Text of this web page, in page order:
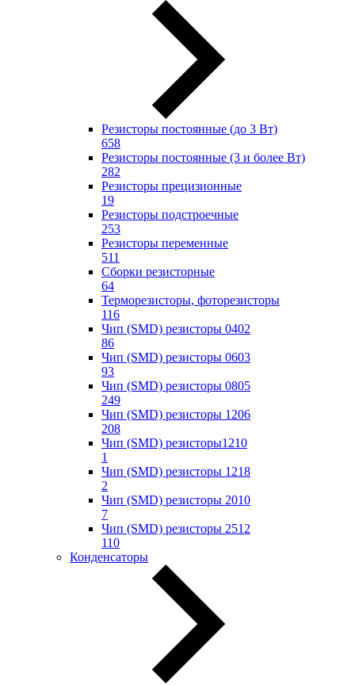
Резисторы постоянные (до 3 Вт)
658
Резисторы постоянные (3 и более Вт)
282
Резисторы прецизионные
19
Резисторы подстроечные
253
Резисторы переменные
511
Сборки резисторные
64
Терморезисторы, фоторезисторы
116
Чип (SMD) резисторы 0402
86
Чип (SMD) резисторы 0603
93
Чип (SMD) резисторы 0805
249
Чип (SMD) резисторы 1206
208
Чип (SMD) резисторы1210
1
Чип (SMD) резисторы 1218
2
Чип (SMD) резисторы 2010
7
Чип (SMD) резисторы 2512
110
Конденсаторы